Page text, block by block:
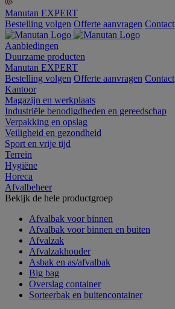
Manutan EXPERT
Bestelling volgen Offerte aanvragen Contact
Aanbiedingen
Duurzame producten
Manutan EXPERT
Bestelling volgen Offerte aanvragen Contact
Kantoor
Magazijn en werkplaats
Industriële benodigdheden en gereedschap
Verpakking en opslag
Veiligheid en gezondheid
Sport en vrije tijd
Terrein
Hygiëne
Horeca
Afvalbeheer
Bekijk de hele productgroep
Afvalbak voor binnen
Afvalbak voor binnen en buiten
Afvalzak
Afvalzakhouder
Asbak en as/afvalbak
Big bag
Overslag container
Sorteerbak en buitencontainer